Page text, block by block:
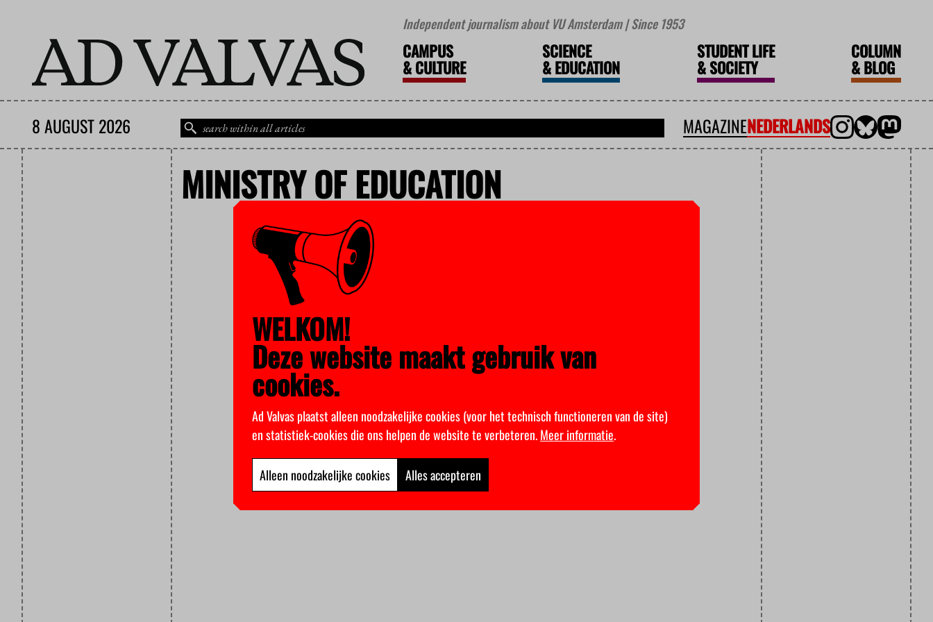
Independent journalism about VU Amsterdam | Since 1953
CAMPUS
&CULTURE
SCIENCE
&EDUCATION
STUDENT LIFE
&SOCIETY
COLUMN
&BLOG
8 AUGUST 2026 MAGAZINENEDERLANDS
MINISTRY OF EDUCATION
WELKOM!
Deze website maakt gebruik van
cookies.
Ad Valvas plaatst alleen noodzakelijke cookies (voor het technisch functioneren van de site)
en statistiek-cookies die ons helpen de website te verbeteren.Meer informatie.
Alleen noodzakelijke cookies Alles accepteren